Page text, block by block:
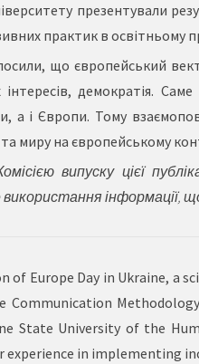
презентували
практик в освітньому
що європейський
інтересів, демократія.
а і Європи. Тому
миру на європейському
випуску цієї
використання інформації,
of Europe Day in
State University of the
experience in implementing